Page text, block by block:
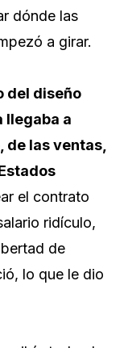
dónde las
a girar.
del diseño
llegaba a
de las ventas,
el contrato
ridículo,
de
lo que le dio